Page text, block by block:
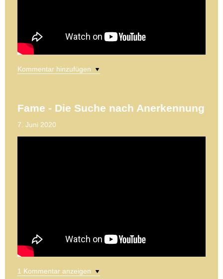
Kommentar hinzufügen
Fame - Die Suche nach Anerkennung
7. Juni 2020
1 Kommentar anzeigen